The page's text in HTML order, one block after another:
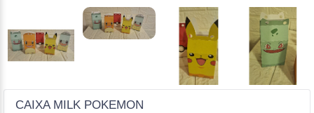
CAIXA MILK POKEMON